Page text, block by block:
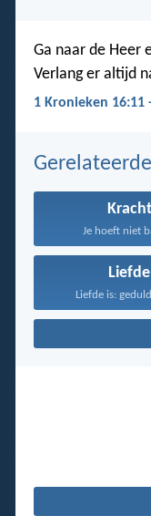
Ga naar de Heer
Verlang er altijd
1 Kronieken 16:11
Kracht
Je hoeft niet
Liefde
Liefde is: